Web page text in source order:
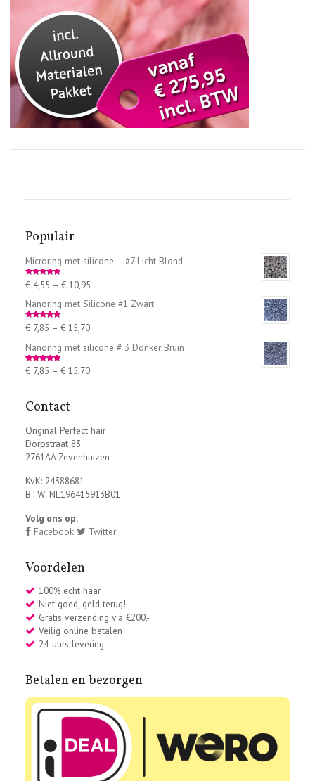
Populair
Microring met silicone – #7 Licht Blond
Rated5.00
out of 5
€4,55 – €10,95
Nanoring met Silicone #1 Zwart
Rated5.00
out of 5
€7,85 – €15,70
Nanoring met silicone # 3 Donker Bruin
Rated5.00
out of 5
€7,85 – €15,70
Contact
Original Perfect hair
Dorpstraat 83
2761AA Zevenhuizen
KvK: 24388681
BTW: NL196415913B01
Volg ons op:
Facebook
Twitter
Voordelen
100% echt haar
Niet goed, geld terug!
Gratis verzending v.a €200,-
Veilig online betalen
24-uurs levering
Betalen en bezorgen